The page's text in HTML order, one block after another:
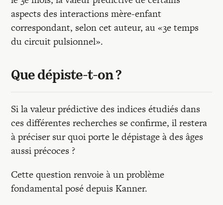
aspects des interactions mère-enfant
correspondant, selon cet auteur, au «3e temps
du circuit pulsionnel».
Que dépiste-t-on ?
Si la valeur prédictive des indices étudiés dans
ces différentes recherches se confirme, il restera
à préciser sur quoi porte le dépistage à des âges
aussi précoces ?
Cette question renvoie à un problème
fondamental posé depuis Kanner.